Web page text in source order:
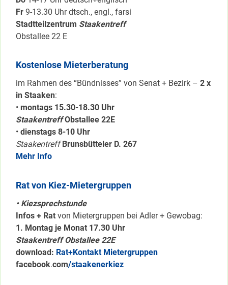
Fr 9-13.30 Uhr dtsch., engl., farsi
Stadtteilzentrum Staakentreff
Obstallee 22 E
Kostenlose Mieterberatung
im Rahmen des “Bündnisses” von Senat + Bezirk – 2 x
in Staaken:
• montags 15.30-18.30 Uhr
Staakentreff Obstallee 22E
• dienstags 8-10 Uhr
Staakentreff Brunsbütteler D. 267
Mehr Info
Rat von Kiez-Mietergruppen
• Kiezsprechstunde
Infos + Rat von Mietergruppen bei Adler + Gewobag:
1. Montag je Monat 17.30 Uhr
Staakentreff Obstallee 22E
download: Rat+Kontakt Mietergruppen
facebook.com/staakenerkiez